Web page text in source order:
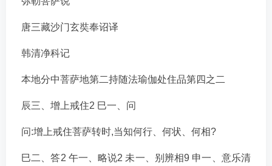
唐三藏沙门玄奘奉诏译
韩清净科记
本地分中菩萨地第二持随法瑜伽处住品第四之二
辰三、增上戒住2 巳一、问
问:增上戒住菩萨转时,当知何行、何状、何相?
巳二、答2 午一、略说2 未一、别辨相9 申一、意乐清